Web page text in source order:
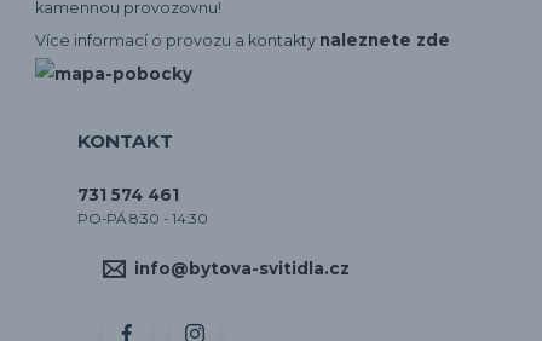
kamennou provozovnu!
Více informací o provozu a kontakty naleznete zde
KONTAKT
731 574 461
PO-PÁ 8:30 - 14:30
info@bytova-svitidla.cz